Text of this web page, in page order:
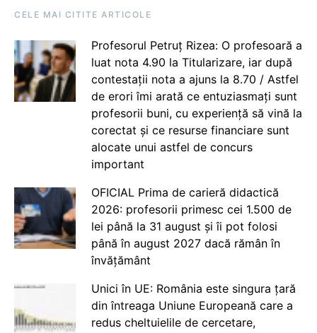
CELE MAI CITITE ARTICOLE
Profesorul Petruț Rizea: O profesoară a
luat nota 4.90 la Titularizare, iar după
contestații nota a ajuns la 8.70 / Astfel
de erori îmi arată ce entuziasmați sunt
profesorii buni, cu experiență să vină la
corectat și ce resurse financiare sunt
alocate unui astfel de concurs
important
OFICIAL Prima de carieră didactică
2026: profesorii primesc cei 1.500 de
lei până la 31 august și îi pot folosi
până în august 2027 dacă rămân în
învățământ
Unici în UE: România este singura țară
din întreaga Uniune Europeană care a
redus cheltuielile de cercetare,